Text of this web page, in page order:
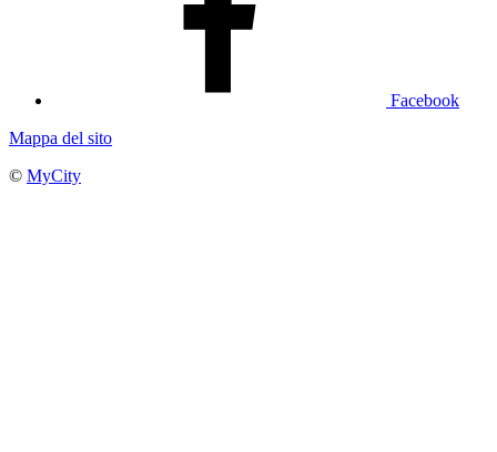
Facebook
Mappa del sito
© MyCity